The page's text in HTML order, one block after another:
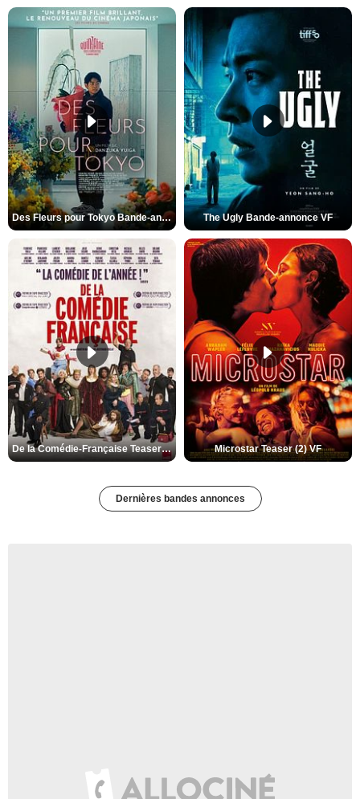
Des Fleurs pour Tokyo Bande-annonce VO STFR The Ugly Bande-annonce VF
De la Comédie-Française Teaser (3) VF Microstar Teaser (2) VF
Dernières bandes annonces